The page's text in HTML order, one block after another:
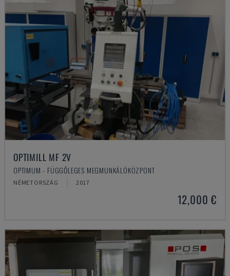
OPTIMILL MF 2V
OPTIMUM - FÜGGŐLEGES MEGMUNKÁLÓKÖZPONT
NÉMETORSZÁG 2017
12,000 €